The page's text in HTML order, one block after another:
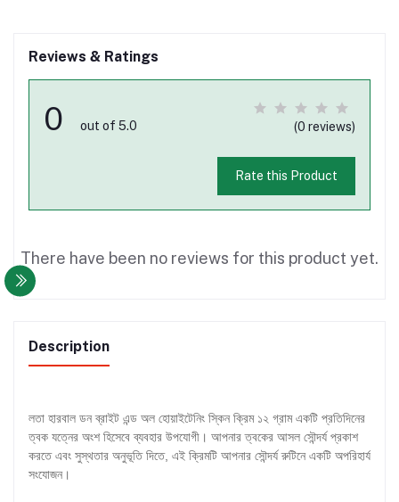
Reviews & Ratings
0 out of 5.0 (0 reviews)
Rate this Product
There have been no reviews for this product yet.
Description
লতা হারবাল ডন ব্রাইট এন্ড অল হোয়াইটেনিং স্কিন ক্রিম ১২ গ্রাম একটি প্রতিদিনের
ত্বক যত্নের অংশ হিসেবে ব্যবহার উপযোগী। আপনার ত্বকের আসল সৌন্দর্য প্রকাশ
করতে এবং সুস্থতার অনুভূতি দিতে, এই ক্রিমটি আপনার সৌন্দর্য রুটিনে একটি অপরিহার্য
সংযোজন।